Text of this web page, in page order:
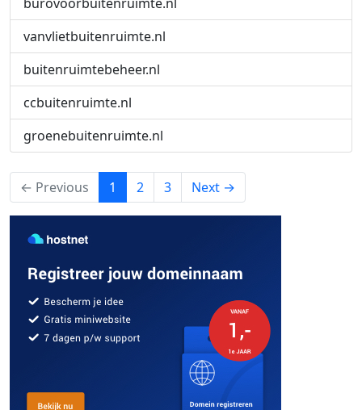
vanvlietbuitenruimte.nl
buitenruimtebeheer.nl
ccbuitenruimte.nl
groenebuitenruimte.nl
← Previous 1 (current)
2 3 Next →